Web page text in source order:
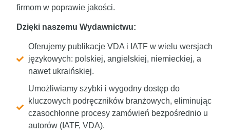
firmom w poprawie jakości.
Dzięki naszemu Wydawnictwu:
Oferujemy publikacje VDA i IATF w wielu wersjach
językowych: polskiej, angielskiej, niemieckiej, a
nawet ukraińskiej.
Umożliwiamy szybki i wygodny dostęp do
kluczowych podręczników branżowych, eliminując
czasochłonne procesy zamówień bezpośrednio u
autorów (IATF, VDA).